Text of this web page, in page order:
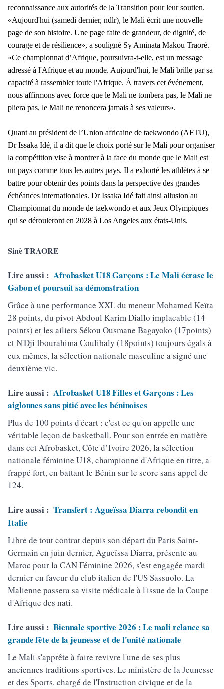
reconnaissance aux autorités de la Transition pour leur soutien.
«Aujourd'hui (samedi dernier, ndlr), le Mali écrit une nouvelle
page de son histoire. Une page faite de grandeur, de dignité, de
courage et de résilience», a souligné Sy Aminata Makou Traoré.
«Ce championnat d’Afrique, poursuivra-t-elle, est un message
adressé à l'Afrique et au monde. Aujourd'hui, le Mali brille par sa
capacité à rassembler toute l'Afrique. À travers cet événement,
nous affirmons avec force que le Mali ne tombera pas, le Mali ne
pliera pas, le Mali ne renoncera jamais à ses valeurs».
Quant au président de l’Union africaine de taekwondo (AFTU),
Dr Issaka Idé, il a dit que le choix porté sur le Mali pour organiser
la compétition vise à montrer à la face du monde que le Mali est
un pays comme tous les autres pays. Il a exhorté les athlètes à se
battre pour obtenir des points dans la perspective des grandes
échéances internationales. Dr Issaka Idé fait ainsi allusion au
Championnat du monde de taekwondo et aux Jeux Olympiques
qui se dérouleront en 2028 à Los Angeles aux états-Unis.
Sinè TRAORE
Lire aussi : Afrobasket U18 Garçons : Le Mali écrase le
Gabon et poursuit sa démonstration
Grâce à une performance XXL du meneur Mohamed Keïta
28 points, du pivot Abdoul Karim Diallo implacable (14
points) et les ailiers Sékou Ousmane Bagayoko (17points)
et N'Dji Ibourahima Coulibaly (18points) toujours égals à
eux mêmes, la sélection nationale masculine a signé une
deuxième vic.
Lire aussi : Afrobasket U18 Filles et Garçons : Les
aiglonnes sans pitié avec les béninoises
Plus de 100 points d'écart : c'est ce qu'on appelle une
véritable leçon de basketball. Pour son entrée en matière
dans cet Afrobasket, Côte d’Ivoire 2026, la sélection
nationale féminine U18, championne d'Afrique en titre, a
frappé fort, en battant le Bénin sur le score sans appel de
124.
Lire aussi : Transfert : Agueïssa Diarra rebondit en
Italie
Libre de tout contrat depuis son départ du Paris Saint-
Germain en juin dernier, Agueïssa Diarra, présente au
Maroc pour la CAN Féminine 2026, s'est engagée mardi
dernier en faveur du club italien de l'US Sassuolo. La
Malienne passera sa visite médicale à l'issue de la Coupe
d'Afrique des nati.
Lire aussi : Biennale sportive 2026 : Le mali relance sa
grande fête de la jeunesse et de l'unité nationale
Le Mali s'apprête à faire revivre l'une de ses plus
anciennes traditions sportives. Le ministère de la Jeunesse
et des Sports, chargé de l'Instruction civique et de la